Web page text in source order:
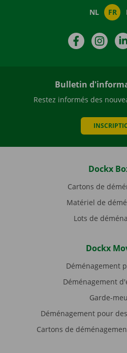
NL FR
Facebook
Bulletin
Restez informés des
Dockx
Cartons de
Matériel de
Lots de
Dockx
Déménagement
Déménagement
Garde-
Déménagement pour
Cartons de